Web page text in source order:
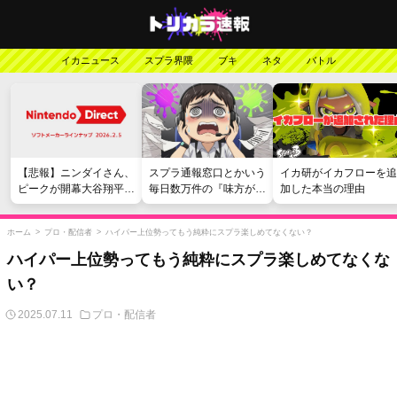
イカニュース スプラ界隈 ブキ ネタ バトル
【悲報】ニンダイさん、
ピークが開幕大谷翔平の
がっかりダイレクトだっ
たと言われてしまう
スプラ通報窓口とかいう
毎日数万件の『味方が弱
い』愚痴を読まされる苦
行
イカ研がイカフローを追
加した本当の理由
ホーム > プロ・配信者 > ハイパー上位勢ってもう純粋にスプラ楽しめてなくない？
ハイパー上位勢ってもう純粋にスプラ楽しめてなくな
い？
2025.07.11 プロ・配信者